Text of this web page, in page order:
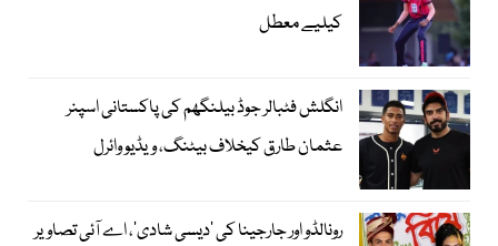
کیلیے معطل
انگلش فٹبالر جوڈ بیلنگھم کی پاکستانی اسپنر
عثمان طارق کیخلاف بیٹنگ، ویڈیو وائرل
رونالڈو اور جارجینا کی ’دیسی شادی‘، اے آئی تصاویر